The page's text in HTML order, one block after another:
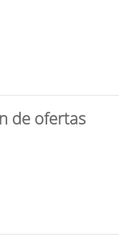
de ofertas